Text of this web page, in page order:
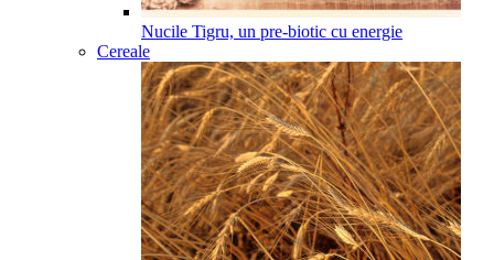
Nucile Tigru, un pre-biotic cu energie
Cereale